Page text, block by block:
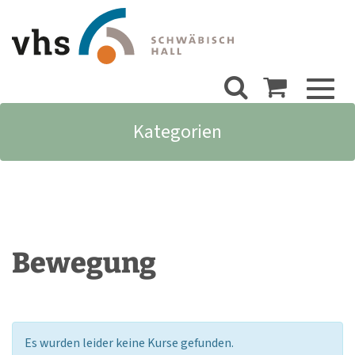
Kategorien
Bewegung
Es wurden leider keine Kurse gefunden.